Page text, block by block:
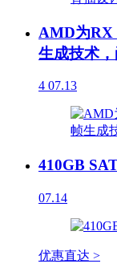
AMD为RX
生成技术
4 07.13
410GB
07.14
优惠直达 >